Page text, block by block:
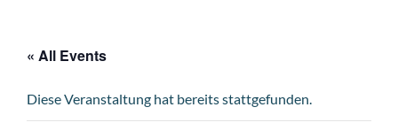
« All Events
Diese Veranstaltung hat bereits stattgefunden.